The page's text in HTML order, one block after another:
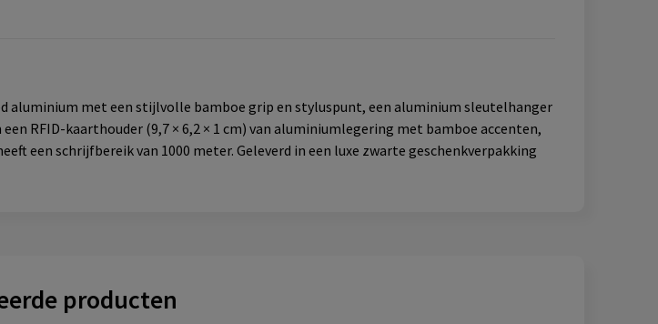
aluminium met een stijlvolle bamboe grip en styluspunt, een aluminium sleutelhanger
RFID-kaarthouder (9,7 × 6,2 × 1 cm) van aluminiumlegering met bamboe accenten,
een schrijfbereik van 1000 meter. Geleverd in een luxe zwarte geschenkverpakking
producten